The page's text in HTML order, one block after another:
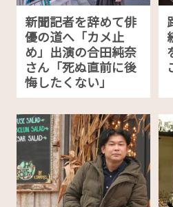
新聞記者を辞めて俳
優の道へ「カメ止
め」出演の合田純奈
さん「死ぬ直前に後
悔したくない」